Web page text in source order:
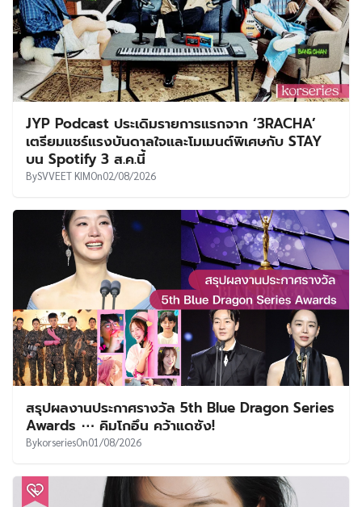
JYP Podcast ประเดิมรายการแรกจาก ‘3RACHA’
เตรียมแชร์แรงบันดาลใจและโมเมนต์พิเศษกับ STAY
บน Spotify 3 ส.ค.นี้
BySVVEET KIMOn02/08/2026
สรุปผลงานประกาศรางวัล 5th Blue Dragon Series
Awards ⋯ คิมโกอึน คว้าแดซัง!
BykorseriesOn01/08/2026